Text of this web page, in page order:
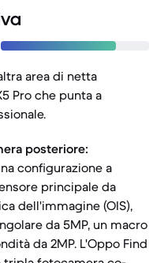
area di netta
Pro che punta a
posteriore:
configurazione a
principale da
dell'immagine (OIS),
da 5MP, un macro
da 2MP. L'Oppo Find